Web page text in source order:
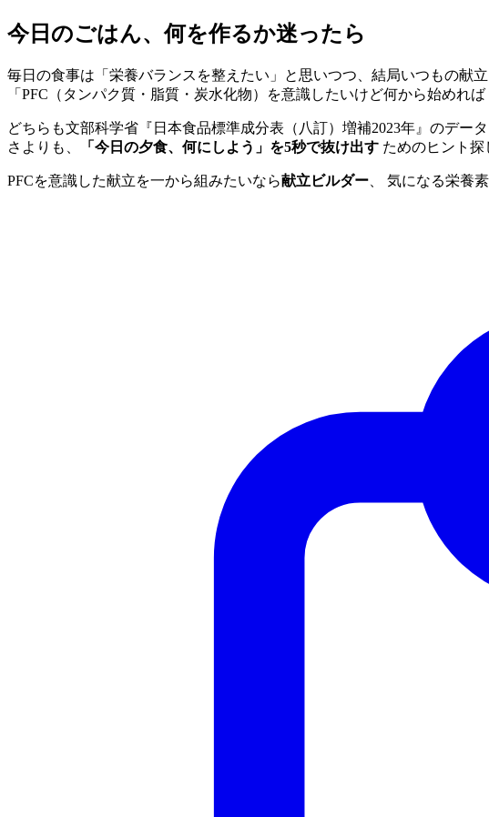
今日のごはん、何を作るか迷ったら
毎日の食事は「栄養バランスを整えたい」と思いつつ、結局いつもの献
「PFC（タンパク質・脂質・炭水化物）を意識したいけど何から始めれ
どちらも文部科学省『日本食品標準成分表（八訂）増補2023年』のデー
さよりも、
「今日の夕食、何にしよう」を5秒で抜け出す ためのヒント探
PFCを意識した献立を一から組みたいなら献立ビルダー 、 気になる栄養